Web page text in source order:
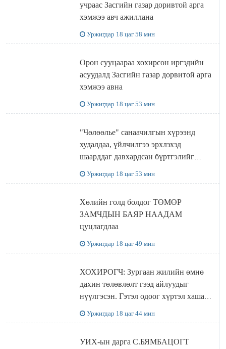
учраас Засгийн газар доривтой арга
хэмжээ авч ажиллана
Уржигдар 18 цаг 58 мин
Орон сууцаараа хохирсон иргэдийн
асуудалд Засгийн газар дорвитой арга
хэмжээ авна
Уржигдар 18 цаг 53 мин
"Чөлөөлье" санаачилгын хүрээнд
худалдаа, үйлчилгээ эрхлэхэд
шаарддаг давхардсан бүртгэлийг
Уржигдар 18 цаг 53 мин
Хөлийн голд болдог ТӨМӨР
ЗАМЧДЫН БАЯР НААДАМ
цуцлагдлаа
Уржигдар 18 цаг 49 мин
ХОХИРОГЧ: Зургаан жилийн өмнө
дахин төлөвлөлт гээд айлуудыг
нүүлгэсэн. Гэтэл одоог хүртэл хашаа
Уржигдар 18 цаг 44 мин
УИХ-ын дарга С.БЯМБАЦОГТ